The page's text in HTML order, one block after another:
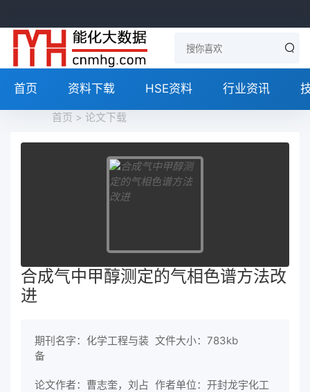
首页 资料下载 HSE资料 行业资讯
首页 > 论文下载
合成气中甲醇测定的气相色谱方法改
进
期刊名字：化学工程与装
备
文件大小：783kb
论文作者：曹志奎，刘占 作者单位：开封龙宇化工